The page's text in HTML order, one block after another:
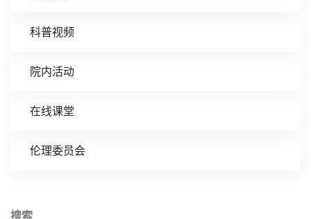
科普视频
院内活动
在线课堂
伦理委员会
搜索